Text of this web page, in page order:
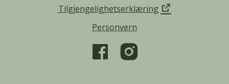
Tilgjengelighetserklæring
Personvern